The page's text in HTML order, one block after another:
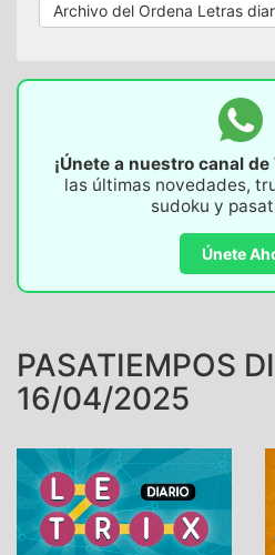
Archivo del Ordena Letras
¡Únete a nuestro canal
las últimas novedades,
sudoku y
Únete
PASATIEMPOS
16/04/2025